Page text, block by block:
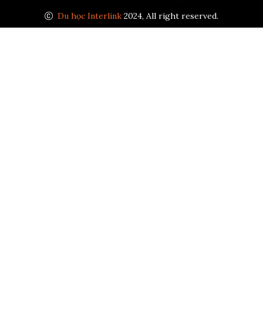
Du học Interlink 2024, All right reserved.